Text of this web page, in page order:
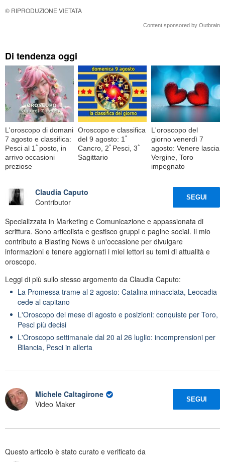
© RIPRODUZIONE VIETATA
Content sponsored by Outbrain
Di tendenza oggi
L'oroscopo di domani
7 agosto e classifica:
Pesci al 1ﾟposto, in
arrivo occasioni
preziose
Oroscopo e classifica
del 9 agosto: 1ﾟ
Cancro, 2ﾟPesci, 3ﾟ
Sagittario
L'oroscopo del
giorno venerdì 7
agosto: Venere lascia
Vergine, Toro
impegnato
Claudia Caputo
Contributor
SEGUI
Specializzata in Marketing e Comunicazione e appassionata di
scrittura. Sono articolista e gestisco gruppi e pagine social. Il mio
contributo a Blasting News è un'occasione per divulgare
informazioni e tenere aggiornati i miei lettori su temi di attualità e
oroscopo.
Leggi di più sullo stesso argomento da Claudia Caputo:
La Promessa trame al 2 agosto: Catalina minacciata, Leocadia
cede al capitano
L'Oroscopo del mese di agosto e posizioni: conquiste per Toro,
Pesci più decisi
L'Oroscopo settimanale dal 20 al 26 luglio: incomprensioni per
Bilancia, Pesci in allerta
Michele Caltagirone
Video Maker
SEGUI
Questo articolo è stato curato e verificato da